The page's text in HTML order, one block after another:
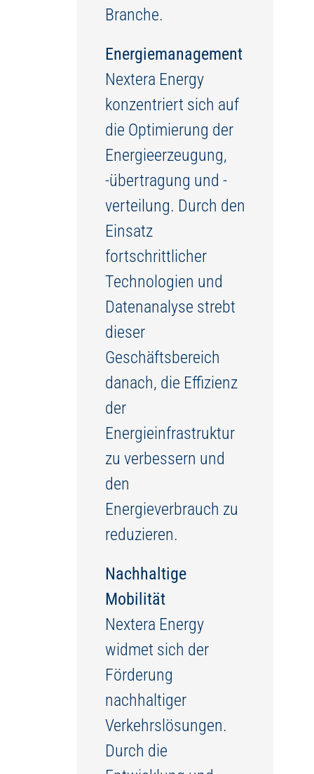
Branche.
Energiemanagement
Nextera Energy
konzentriert sich auf
die Optimierung der
Energieerzeugung,
-übertragung und -
verteilung. Durch den
Einsatz
fortschrittlicher
Technologien und
Datenanalyse strebt
dieser
Geschäftsbereich
danach, die Effizienz
der
Energieinfrastruktur
zu verbessern und
den
Energieverbrauch zu
reduzieren.
Nachhaltige
Mobilität
Nextera Energy
widmet sich der
Förderung
nachhaltiger
Verkehrslösungen.
Durch die